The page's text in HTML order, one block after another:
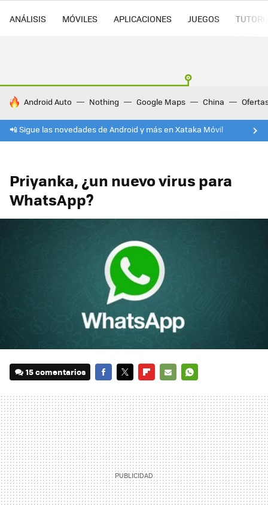
ANÁLISIS MÓVILES APLICACIONES JUEGOS
HOY SE HABLA DE
Android Auto Nothing Google Maps China
📲 Sigue las novedades de Android y más en Xataka Móvil
Priyanka, ¿un nuevo virus para
WhatsApp?
15 comentarios
MAIL